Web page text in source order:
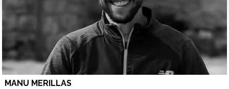
MANU MERILLAS